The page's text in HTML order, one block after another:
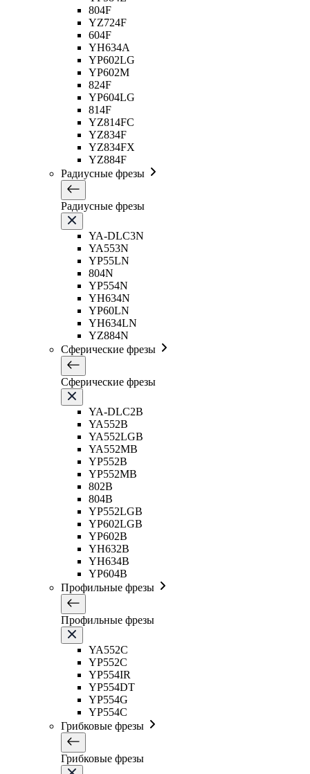
804F
YZ724F
604F
YH634A
YP602LG
YP602M
824F
YP604LG
814F
YZ814FC
YZ834F
YZ834FX
YZ884F
Радиусные фрезы
Радиусные фрезы
YA-DLC3N
YA553N
YP55LN
804N
YP554N
YH634N
YP60LN
YH634LN
YZ884N
Сферические фрезы
Сферические фрезы
YA-DLC2B
YA552B
YA552LGB
YA552MB
YP552B
YP552MB
802B
804B
YP552LGB
YP602LGB
YP602B
YH632B
YH634B
YP604B
Профильные фрезы
Профильные фрезы
YA552C
YP552C
YP554IR
YP554DT
YP554G
YP554C
Грибковые фрезы
Грибковые фрезы